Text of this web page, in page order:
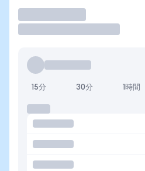
15分 30分 1時間